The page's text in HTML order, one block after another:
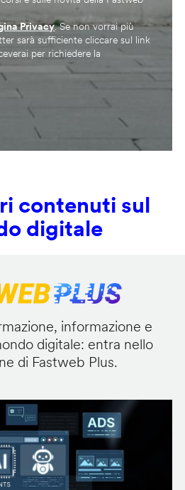
Privacy. Se non vorrai più
sarà sufficiente cliccare sul link
per richiedere la
contenuti sul
digitale
informazione e
digitale: entra nello
di Fastweb Plus.